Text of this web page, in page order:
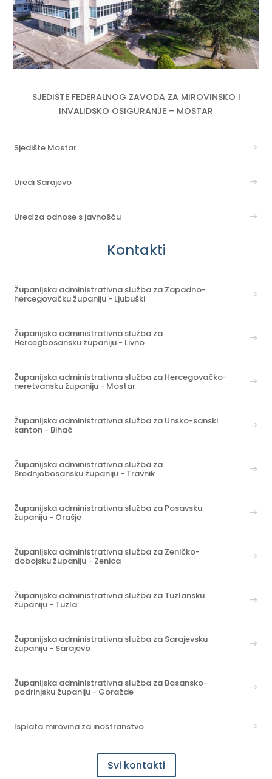
SJEDIŠTE FEDERALNOG ZAVODA ZA MIROVINSKO I
INVALIDSKO OSIGURANJE – MOSTAR
Sjedište Mostar
Uredi Sarajevo
Ured za odnose s javnošću
Kontakti
Županijska administrativna služba za Zapadno-
hercegovačku županiju - Ljubuški
Županijska administrativna služba za
Hercegbosansku županiju - Livno
Županijska administrativna služba za Hercegovačko-
neretvansku županiju - Mostar
Županijska administrativna služba za Unsko-sanski
kanton - Bihać
Županijska administrativna služba za
Srednjobosansku županiju - Travnik
Županijska administrativna služba za Posavsku
županiju - Orašje
Županijska administrativna služba za Zeničko-
dobojsku županiju - Zenica
Županijska administrativna služba za Tuzlansku
županiju - Tuzla
Županijska administrativna služba za Sarajevsku
županiju - Sarajevo
Županijska administrativna služba za Bosansko-
podrinjsku županiju - Goražde
Isplata mirovina za inostranstvo
Svi kontakti